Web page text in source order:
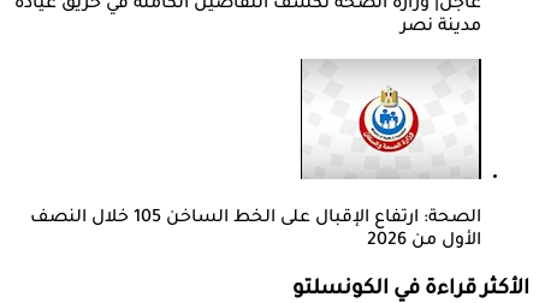
عاجل| وزارة الصحة تكشف التفاصيل الكاملة في حريق عيادة
مدينة نصر
الصحة: ارتفاع الإقبال على الخط الساخن 105 خلال النصف
الأول من 2026
الأكثر قراءة في الكونسلتو